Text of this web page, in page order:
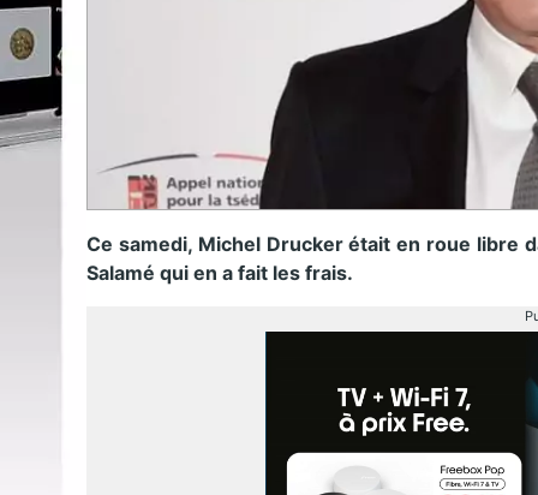
Ce samedi, Michel Drucker était en roue libre
Salamé qui en a fait les frais.